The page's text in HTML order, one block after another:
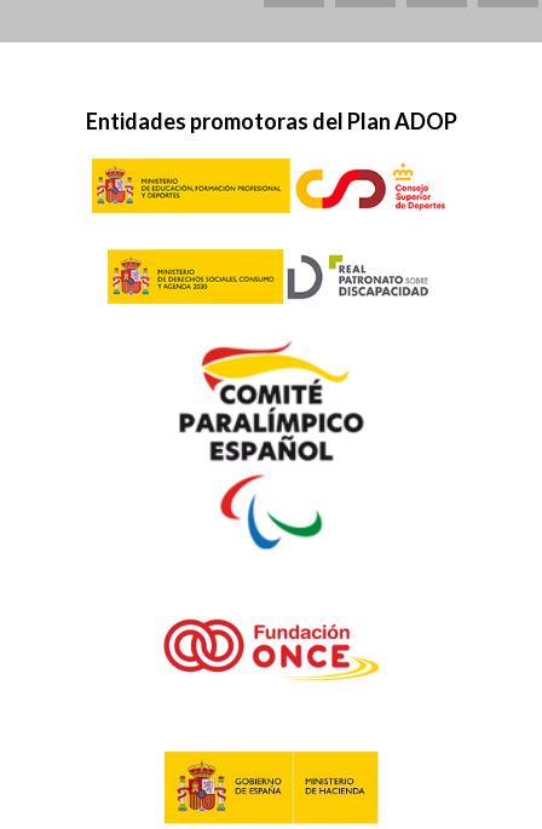
Entidades promotoras del Plan ADOP